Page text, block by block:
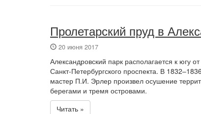
Пролетарский пруд в
20 июня 2017
Александровский парк располагается к югу
Санкт-Петербургского проспекта. В
мастер П.И. Эрлер произвел осушение
берегами и тремя островами.
Читать »